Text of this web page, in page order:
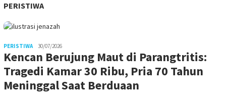
PERISTIWA
PERISTIWA 30/07/2026
Kencan Berujung Maut di Parangtritis:
Tragedi Kamar 30 Ribu, Pria 70 Tahun
Meninggal Saat Berduaan